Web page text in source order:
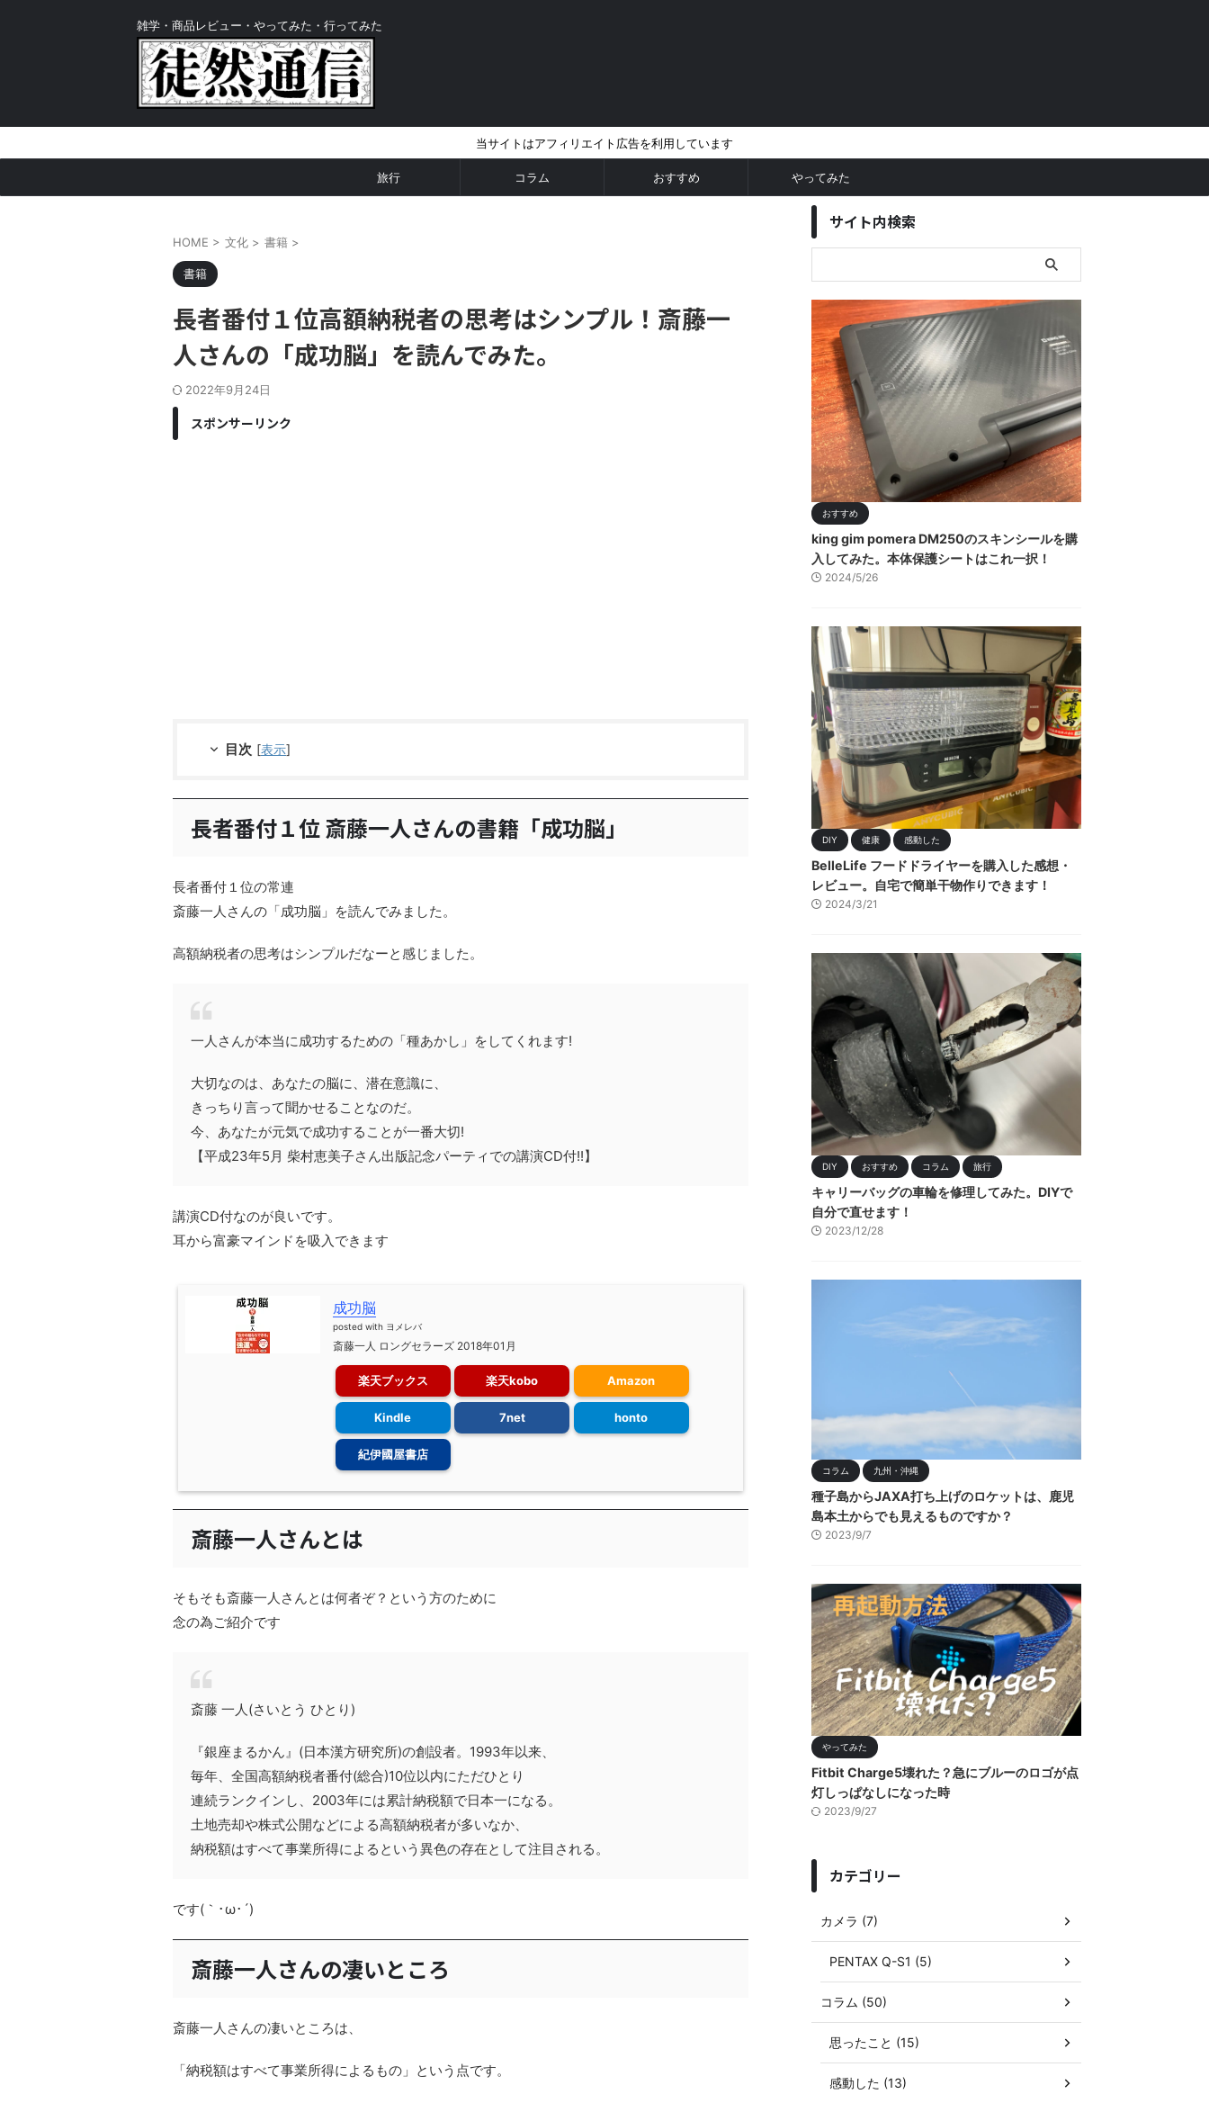
雑学・商品レビュー・やってみた・行ってみた
当サイトはアフィリエイト広告を利用しています
旅行 コラム おすすめ やってみた
HOME > 文化 > 書籍 >
書籍
長者番付１位高額納税者の思考はシンプル！斎藤一
人さんの「成功脳」を読んでみた。
2022年9月24日
スポンサーリンク
目次 [表示]
長者番付１位 斎藤一人さんの書籍「成功脳」
長者番付１位の常連
斎藤一人さんの「成功脳」を読んでみました。
高額納税者の思考はシンプルだなーと感じました。
一人さんが本当に成功するための「種あかし」をしてくれます!
大切なのは、あなたの脳に、潜在意識に、
きっちり言って聞かせることなのだ。
今、あなたが元気で成功することが一番大切!
【平成23年5月 柴村恵美子さん出版記念パーティでの講演CD付!!】
講演CD付なのが良いです。
耳から富豪マインドを吸入できます
成功脳
posted with ヨメレバ
斎藤一人 ロングセラーズ 2018年01月
楽天ブックス 楽天kobo Amazon
Kindle 7net honto
紀伊國屋書店
斎藤一人さんとは
そもそも斎藤一人さんとは何者ぞ？という方のために
念の為ご紹介です
斎藤 一人(さいとう ひとり)
『銀座まるかん』(日本漢方研究所)の創設者。1993年以来、
毎年、全国高額納税者番付(総合)10位以内にただひとり
連続ランクインし、2003年には累計納税額で日本一になる。
土地売却や株式公開などによる高額納税者が多いなか、
納税額はすべて事業所得によるという異色の存在として注目される。
です(｀･ω･´)ゞ
斎藤一人さんの凄いところ
斎藤一人さんの凄いところは、
「納税額はすべて事業所得によるもの」という点です。
サイト内検索
おすすめ
king gim pomera DM250のスキンシールを購
入してみた。本体保護シートはこれ一択！
2024/5/26
DIY 健康 感動した
BelleLife フードドライヤーを購入した感想・
レビュー。自宅で簡単干物作りできます！
2024/3/21
DIY おすすめ コラム 旅行
キャリーバッグの車輪を修理してみた。DIYで
自分で直せます！
2023/12/28
コラム 九州・沖縄
種子島からJAXA打ち上げのロケットは、鹿児
島本土からでも見えるものですか？
2023/9/7
やってみた
Fitbit Charge5壊れた？急にブルーのロゴが点
灯しっぱなしになった時
2023/9/27
カテゴリー
カメラ (7)
PENTAX Q-S1 (5)
コラム (50)
思ったこと (15)
感動した (13)